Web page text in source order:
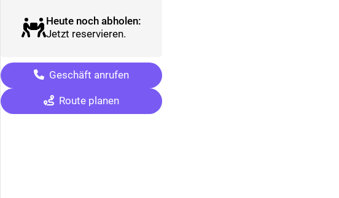
Heute noch abholen:
Jetzt reservieren.
Geschäft anrufen
Route planen